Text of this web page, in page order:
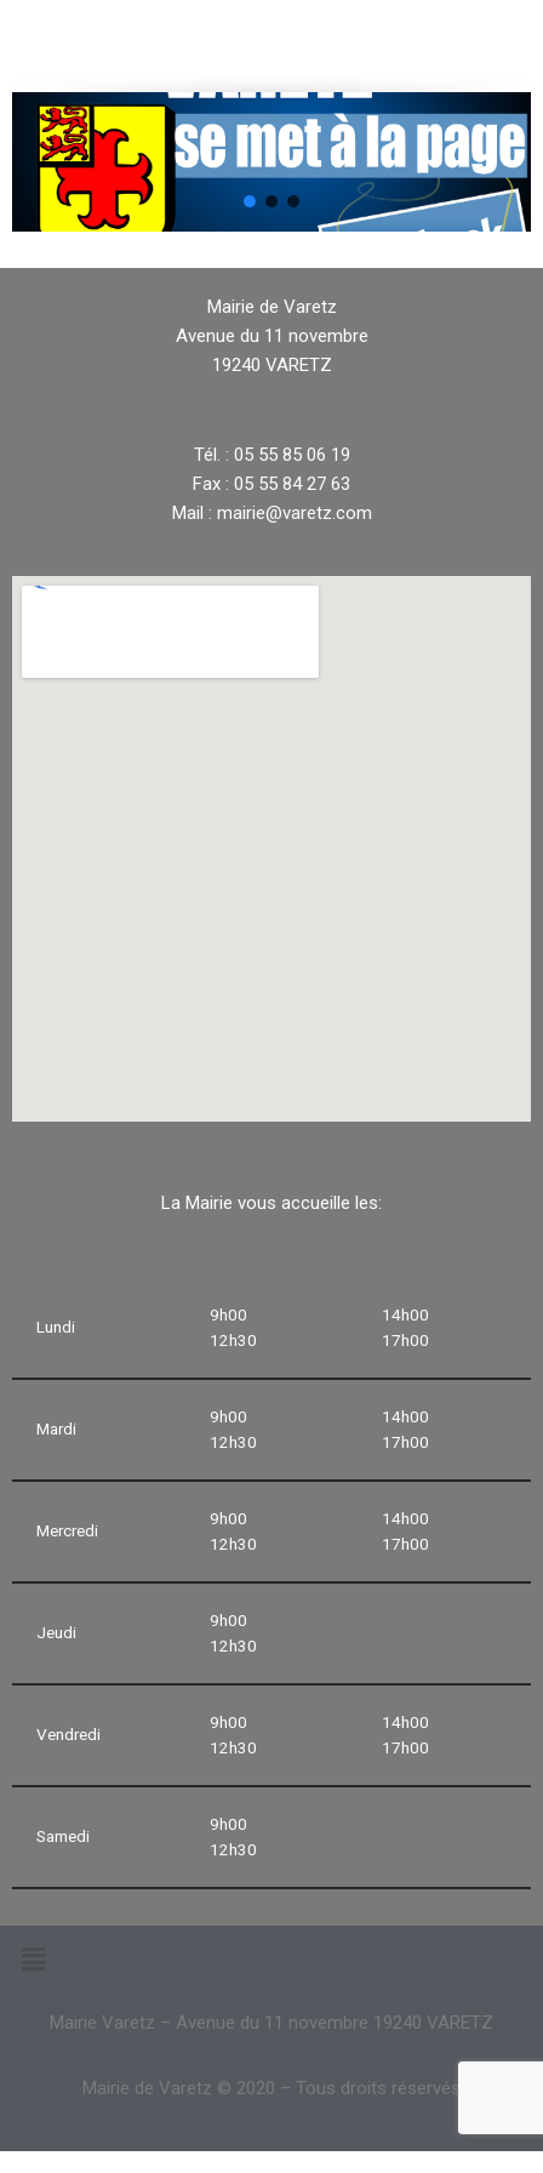
Mairie de Varetz
Avenue du 11 novembre
19240 VARETZ
Tél. : 05 55 85 06 19
Fax : 05 55 84 27 63
Mail : mairie@varetz.com
La Mairie vous accueille les:
Lundi
9h00
12h30
14h00
17h00
Mardi
9h00
12h30
14h00
17h00
Mercredi
9h00
12h30
14h00
17h00
Jeudi
9h00
12h30
Vendredi
9h00
12h30
14h00
17h00
Samedi
9h00
12h30
Mairie Varetz – Avenue du 11 novembre 19240 VARETZ
Mairie de Varetz © 2020 – Tous droits réservés